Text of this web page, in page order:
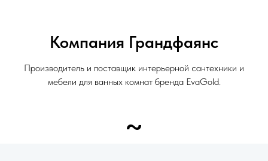
Компания Грандфаянс
Производитель и поставщик интерьерной сантехники и
мебели для ванных комнат бренда EvaGold.
~